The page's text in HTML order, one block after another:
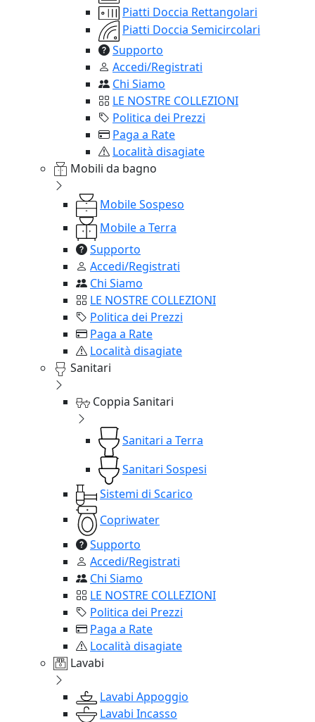
Piatti Doccia Rettangolari
Piatti Doccia Semicircolari
Supporto
Accedi/Registrati
Chi Siamo
LE NOSTRE COLLEZIONI
Politica dei Prezzi
Paga a Rate
Località disagiate
Mobili da bagno
Mobile Sospeso
Mobile a Terra
Supporto
Accedi/Registrati
Chi Siamo
LE NOSTRE COLLEZIONI
Politica dei Prezzi
Paga a Rate
Località disagiate
Sanitari
Coppia Sanitari
Sanitari a Terra
Sanitari Sospesi
Sistemi di Scarico
Copriwater
Supporto
Accedi/Registrati
Chi Siamo
LE NOSTRE COLLEZIONI
Politica dei Prezzi
Paga a Rate
Località disagiate
Lavabi
Lavabi Appoggio
Lavabi Incasso